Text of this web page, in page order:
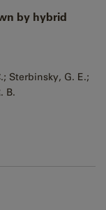
by hybrid
Sterbinsky, G. E.;
B.